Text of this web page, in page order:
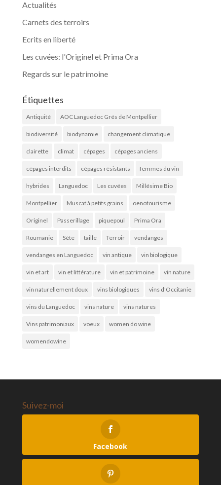
Actualités
Carnets des terroirs
Ecrits en liberté
Les cuvées: l'Originel et Prima Ora
Regards sur le patrimoine
Étiquettes
Antiquité AOC Languedoc Grés de Montpellier
biodiversité biodynamie changement climatique
clairette climat cépages cépages anciens
cépages interdits cépages résistants femmes du vin
hybrides Languedoc Les cuvées Millésime Bio
Montpellier Muscat à petits grains oenotourisme
Originel Passerillage piquepoul Prima Ora
Roumanie Sète taille Terroir vendanges
vendanges en Languedoc vin antique vin biologique
vin et art vin et littérature vin et patrimoine vin nature
vin naturellement doux vins biologiques vins d'Occitanie
vins du Languedoc vins nature vins natures
Vins patrimoniaux voeux women do wine
womendowine
Suivez-moi
Facebook